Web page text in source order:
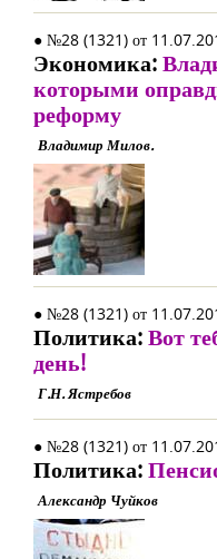
● №28 (1321) от
Экономика:
которыми
реформу
Владимир Милов.
● №28 (1321) от
Политика:Вот
день!
Г.Н. Ястребов
● №28 (1321) от
Политика:
Александр Чуйков